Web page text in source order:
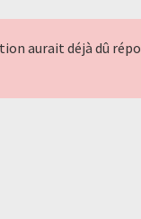
aurait déjà dû